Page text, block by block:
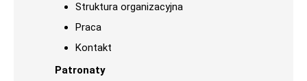
Struktura organizacyjna
Praca
Kontakt
Patronaty